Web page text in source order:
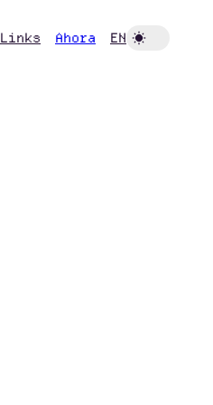
Links Ahora EN